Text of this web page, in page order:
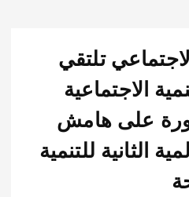
أمينتلتقي
هامش
للتنمية